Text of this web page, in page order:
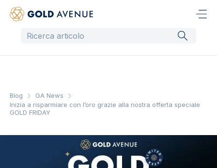
Blog
GA News
Inizia a risparmiare con l’oro grazie alla nostra offerta speciale
GOLD FRIDAY